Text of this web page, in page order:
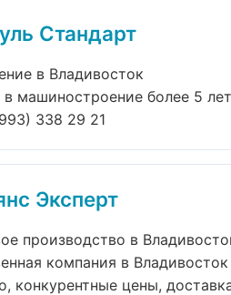
Стандарт
в Владивосток
машиностроение более 5
338 29 21
Эксперт
производство в
компания в
конкурентные цены,